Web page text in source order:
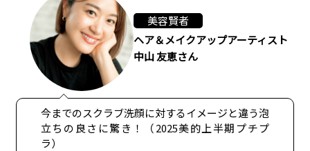
美容賢者
ヘア＆メイクアップアーティスト
中山 友恵さん
今までのスクラブ洗顔に対するイメージと違う泡
立ちの良さに驚き！（2025美的上半期プチプ
ラ）